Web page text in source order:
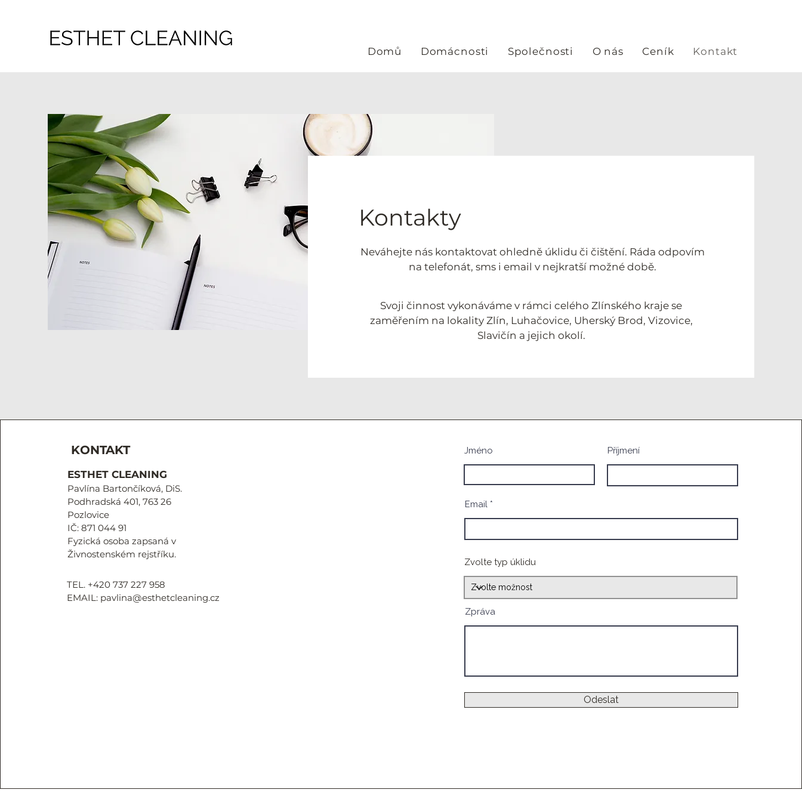
Domů Domácnosti Společnosti O nás Ceník Kontakt
Kontakty
Neváhejte nás kontaktovat ohledně úklidu či čištění. Ráda odpovím
na telefonát, sms i email v nejkratší možné době.
Svoji činnost vykonáváme v rámci celého Zlínského kraje se
zaměřením na lokality Zlín, Luhačovice, Uherský Brod, Vizovice,
Slavičín a jejich okolí.
KONTAKT
ESTHET CLEANING
Pavlína Bartončíková, DiS.
Podhradská 401, 763 26
Pozlovice
​IČ: 871 044 91
Fyzická osoba zapsaná v
Živnostenském rejstříku.
TEL. +420 737 227 958
EMAIL: pavlina@esthetcleaning.cz
Jméno Příjmení
Email
Zvolte typ úklidu
Zpráva
Odeslat